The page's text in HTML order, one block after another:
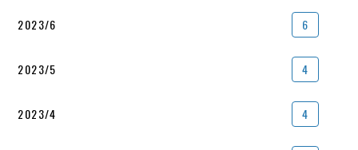
2023/6 6
2023/5 4
2023/4 4